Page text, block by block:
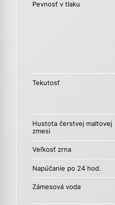
Pevnosť v tlaku
Tekutosť
Hustota čerstvej maltovej
zmesi
Veľkosť zrna
Napúčanie po 24 hod.
Zámesová voda